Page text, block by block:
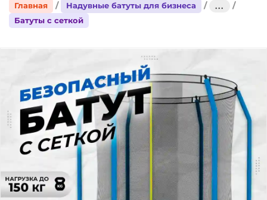
Главная Надувные батуты для бизнеса
...
Батуты с сеткой